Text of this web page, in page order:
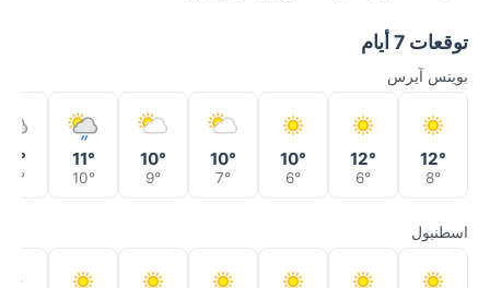
توقعات 7 أيام
بوينس آيرس
12°
8°
12°
6°
10°
6°
10°
7°
10°
9°
11°
10°
12°
10°
اسطنبول